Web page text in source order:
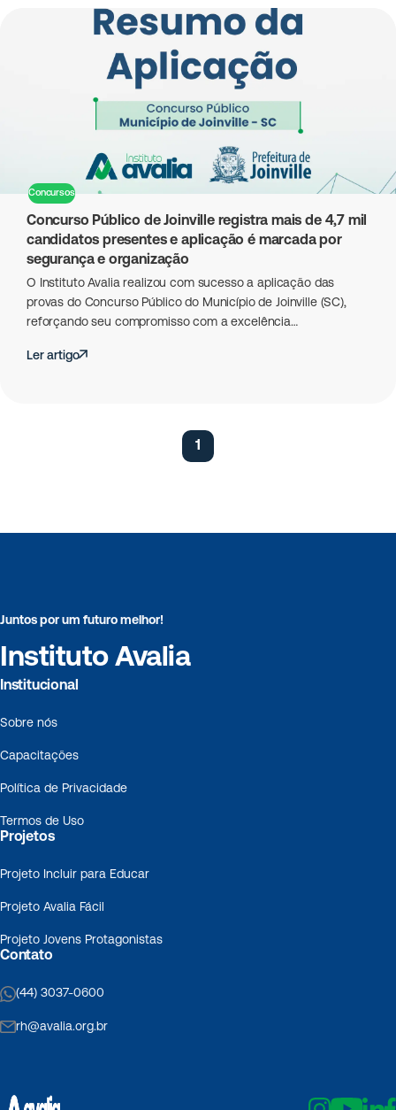
Concursos
Concurso Público de Joinville registra mais de 4,7 mil
candidatos presentes e aplicação é marcada por
segurança e organização
O Instituto Avalia realizou com sucesso a aplicação das
provas do Concurso Público do Município de Joinville (SC),
reforçando seu compromisso com a excelência…
Ler artigo
1
Juntos por um futuro melhor!
Instituto Avalia
Institucional
Sobre nós
Capacitações
Política de Privacidade
Termos de Uso
Projetos
Projeto Incluir para Educar
Projeto Avalia Fácil
Projeto Jovens Protagonistas
Contato
(44) 3037-0600
rh@avalia.org.br